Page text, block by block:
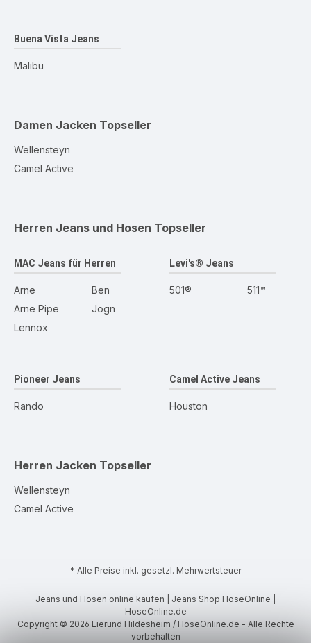
Buena Vista Jeans
Malibu
Damen Jacken Topseller
Wellensteyn
Camel Active
Herren Jeans und Hosen Topseller
MAC Jeans für Herren
Arne
Arne Pipe
Lennox
Ben
Jogn
Levi's® Jeans
501® 511™
Pioneer Jeans
Rando
Camel Active Jeans
Houston
Herren Jacken Topseller
Wellensteyn
Camel Active
* Alle Preise inkl. gesetzl. Mehrwertsteuer
Jeans und Hosen online kaufen | Jeans Shop HoseOnline |
HoseOnline.de
Copyright © 2026 Eierund Hildesheim / HoseOnline.de - Alle Rechte
vorbehalten